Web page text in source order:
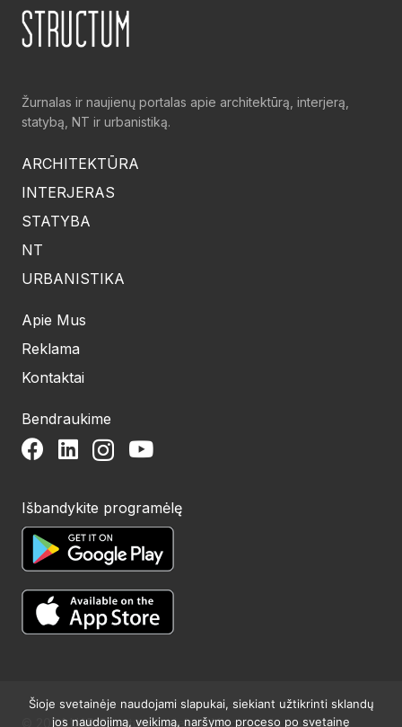
Žurnalas ir naujienų portalas apie architektūrą, interjerą,
statybą, NT ir urbanistiką.
ARCHITEKTŪRA
INTERJERAS
STATYBA
NT
URBANISTIKA
Apie Mus
Reklama
Kontaktai
Bendraukime
Išbandykite programėlę
© 2024 UAB Structum projektai. Visos teisės saugomos.
Šioje svetainėje naudojami slapukai, siekiant užtikrinti sklandų
jos naudojimą, veikimą, naršymo proceso po svetainę